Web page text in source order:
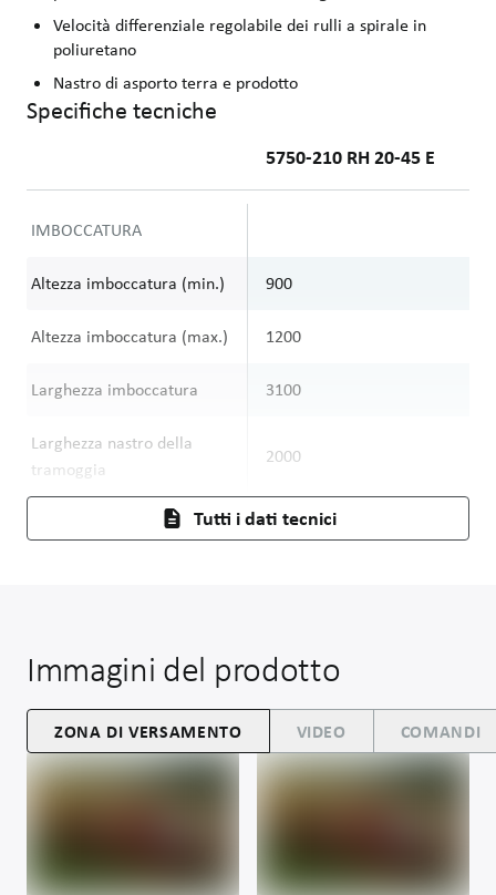
Velocità differenziale regolabile dei rulli a spirale in
poliuretano
Nastro di asporto terra e prodotto
Specifiche tecniche
5750-210 RH 20-45 E
IMBOCCATURA
Altezza imboccatura (min.) 900
Altezza imboccatura (max.) 1200
Larghezza imboccatura 3100
Larghezza nastro della
tramoggia
2000
Tutti i dati tecnici
Immagini del prodotto
ZONA DI VERSAMENTO VIDEO COMANDI